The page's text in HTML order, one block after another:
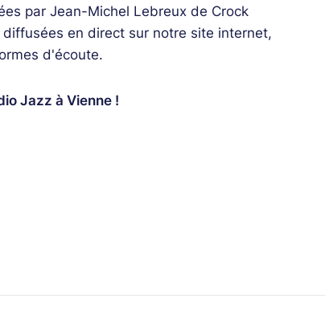
par Jean-Michel Lebreux de Crock
en direct sur notre site internet,
d'écoute.
Jazz à Vienne !
et à nouer des contacts dans
saharienne. Basée en région
TV5MONDE, ainsi que la